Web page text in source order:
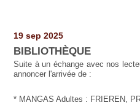
19 sep 2025
BIBLIOTHÈQUE
Suite à un échange avec nos
annoncer l'arrivée de :
* MANGAS Adultes : FRIEREN,